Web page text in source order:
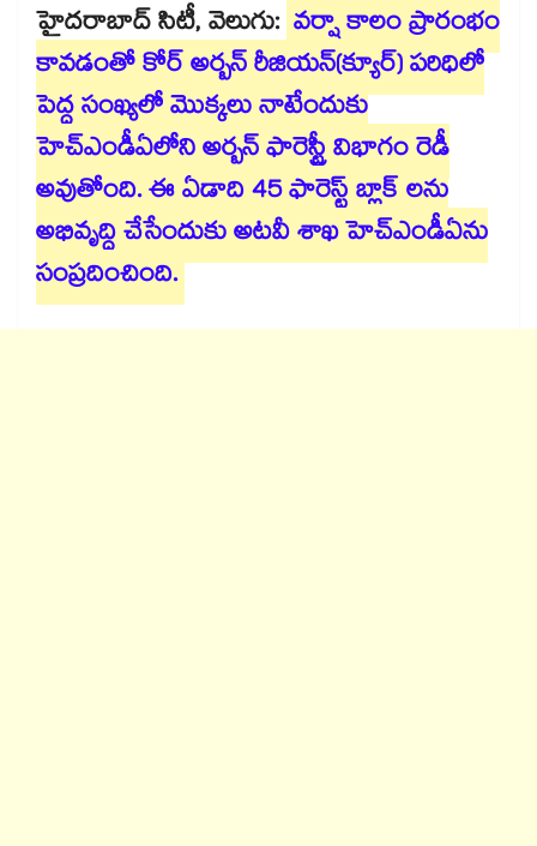
హైదరాబాద్ ​సిటీ, వెలుగు: వర్షా కాలం ప్రారంభం
కావడంతో కోర్​ అర్బన్​ రీజియన్(క్యూర్) పరిధిలో
పెద్ద సంఖ్యలో మొక్కలు నాటేందుకు
హెచ్ఎండీఏలోని అర్బన్ ​ఫారెస్ట్రీ విభాగం రెడీ
అవుతోంది. ఈ ఏడాది 45 ఫారెస్ట్ బ్లాక్ లను
అభివృద్ధి చేసేందుకు అటవీ శాఖ హెచ్ఎండీఏను
సంప్రదించింది.